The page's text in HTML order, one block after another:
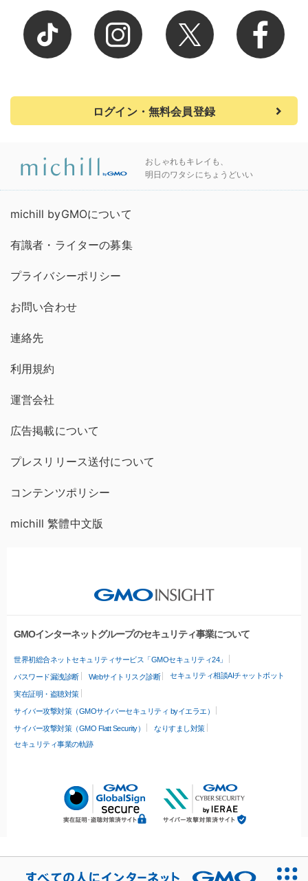
ログイン・無料会員登録
おしゃれもキレイも、
明日のワタシにちょうどいい
michill byGMOについて
有識者・ライターの募集
プライバシーポリシー
お問い合わせ
連絡先
利用規約
運営会社
広告掲載について
プレスリリース送付について
コンテンツポリシー
michill 繁體中文版
GMOインターネットグループのセキュリティ事業について
世界初総合ネットセキュリティサービス「GMOセキュリティ24」
パスワード漏洩診断 Webサイトリスク診断 セキュリティ相談AIチャットボット
実在証明・盗聴対策
サイバー攻撃対策（GMOサイバーセキュリティ byイエラエ）
サイバー攻撃対策（GMO Flatt Security）
なりすまし対策
セキュリティ事業の軌跡